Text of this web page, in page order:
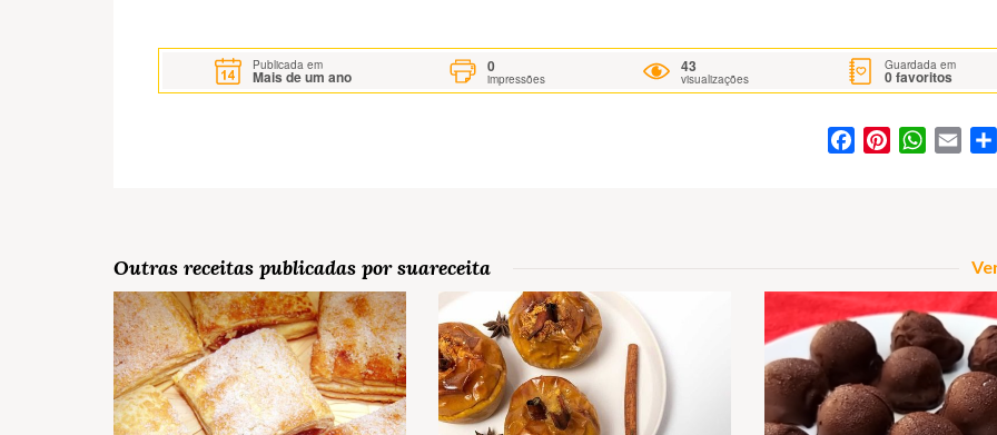
Publicada em
Mais de um ano
0
impressões
43
visualizações
Guardada em
0favoritos
FacebookPinterestWhatsApp
Email
Outras receitas publicadas por suareceita